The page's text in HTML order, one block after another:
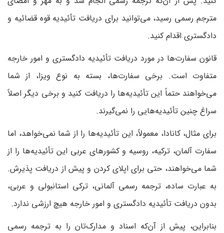
مترجم رسمی رسید، می‌توانید برای دریافت تأئیدیه قوه قضائیه و
دادگستری اقدام کنید.
قانون سفارت‌ها در مورد دریافت تأئیدیه دادگستری و امور خارجه
متفاوت است. برخی سفارت‌ها، بسته به نوع ویزا، از شما
می‌خواهند حتماً این تأئیدیه‌ها را دریافت کنید و برخی دیگر اصلاً
سراغ چنین تأئیدیه‌هایی را نمی‌گیرند.
برای مثال، کانادا، معمولاً، این تأئیدیه‌ها را از شما نمی‌خواهد، اما
سفارت آلمان، ترکیه، روسیه و کشورهای عربی این تأئیدیه‎‌ها را از
شما می‌خواهند، حتی برای اپلای کردن و پیش از دریافت پذیرش.
به عبارت ساده، ترجمه رسمی آلمانی، ترکی استانبولی و عربی،
بدون دریافت تأئیدیه دادگستری و امور خارجه هیچ ارزشی ندارد.
بنابراین، پیش از آن‌که اسناد و مدارک‌تان را به ترجمه رسمی